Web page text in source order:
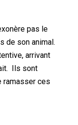
pas le
de son animal.
arrivant
Ils sont
ramasser ces